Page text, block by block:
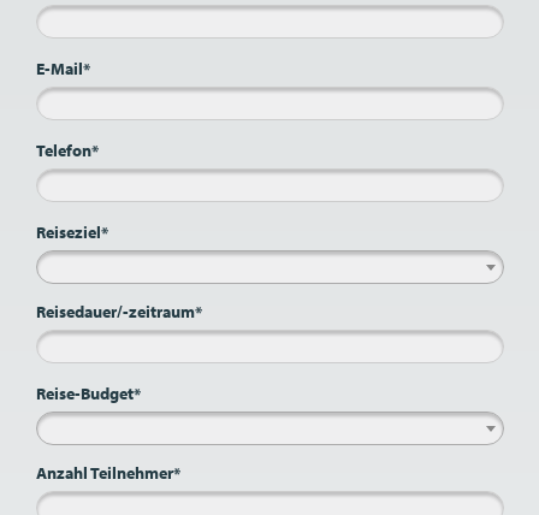
E-Mail*
Telefon*
Reiseziel*
Reisedauer/-zeitraum*
Reise-Budget*
Anzahl Teilnehmer*